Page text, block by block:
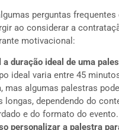
perguntas frequentes
ao considerar a
motivacional:
a duração ideal de uma
ideal varia entre 45
mas algumas palestras
longas, dependendo do
e do formato do evento.
personalizar a palestra